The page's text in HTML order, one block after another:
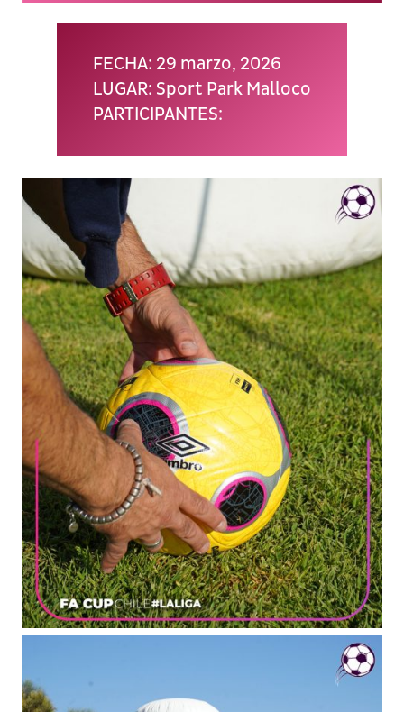
FECHA: 29 marzo, 2026
LUGAR: Sport Park Malloco
PARTICIPANTES: